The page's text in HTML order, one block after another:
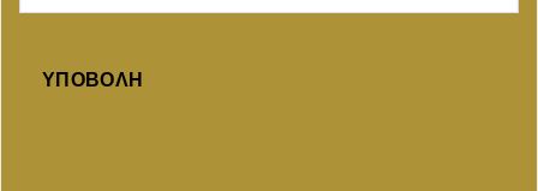
ΥΠΟΒΟΛΉ